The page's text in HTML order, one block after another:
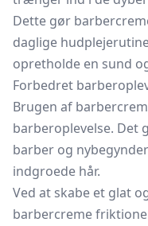
Dette gør
daglige
opretholde en sund
Forbedret
Brugen af
barberoplevelse. Det
barber og
indgroede hår.
Ved at skabe et glat
barbercreme